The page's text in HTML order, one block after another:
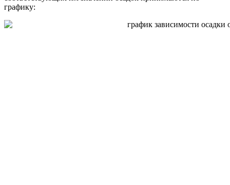
графику: